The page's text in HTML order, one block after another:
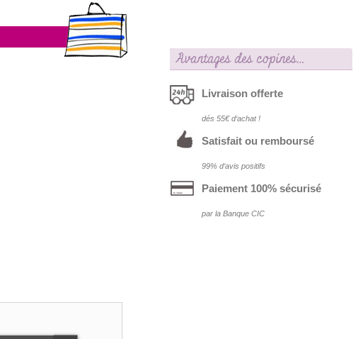
Avantages des copines…
Livraison offerte
dés 55€ d‘achat !
Satisfait ou remboursé
99% d‘avis positifs
Paiement 100% sécurisé
par la Banque CIC